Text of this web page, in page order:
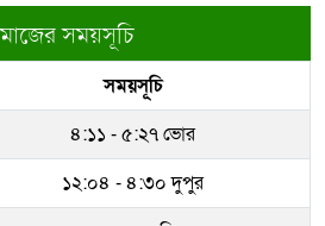
সময়সূচি
সময়সূচি
৪:১১ - ৫:২৭ ভোর
১২:০৪ - ৪:৩০ দুপুর